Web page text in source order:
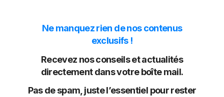
Ne manquez rien de nos contenus
exclusifs !
Recevez nos conseils et actualités
directement dans votre boîte mail.
Pas de spam, juste l’essentiel pour rester